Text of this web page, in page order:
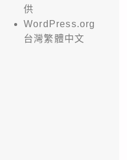
供
WordPress.org
台灣繁體中文